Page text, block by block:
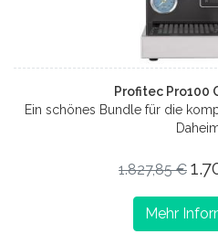
Profitec Pro100
Ein schönes Bundle für die
Daheim
1.827,85 €
Mehr